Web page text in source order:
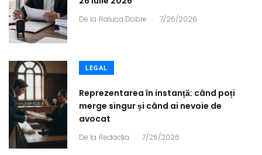
De la Raluca Dobre . 7/26/2026
LEGAL
Reprezentarea în instanță: când poți
merge singur și când ai nevoie de
avocat
De la Redacția . 7/26/2026